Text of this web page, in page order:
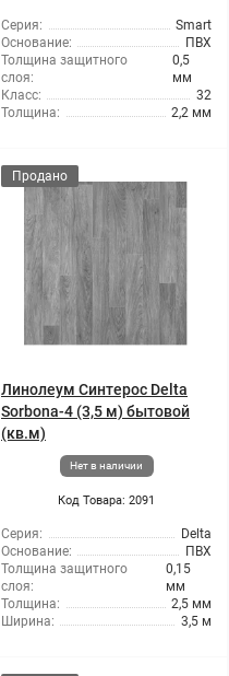
Серия:
Smart
Основание:
ПВХ
Толщина защитного
слоя:
0,5
мм
Класс:
32
Толщина:
2,2 мм
Продано
Линолеум Синтерос Delta
Sorbona-4 (3,5 м) бытовой
(кв.м)
Нет в наличии
Код Товара: 2091
Серия:
Delta
Основание:
ПВХ
Толщина защитного
слоя:
0,15
мм
Толщина:
2,5 мм
Ширина:
3,5 м